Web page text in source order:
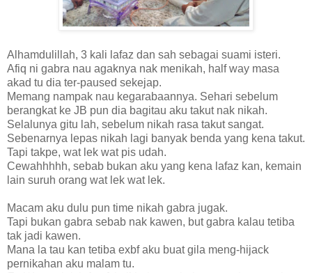
Alhamdulillah, 3 kali lafaz dan sah sebagai suami isteri.
Afiq ni gabra nau agaknya nak menikah, half way masa
akad tu dia ter-paused sekejap.
Memang nampak nau kegarabaannya. Sehari sebelum
berangkat ke JB pun dia bagitau aku takut nak nikah.
Selalunya gitu lah, sebelum nikah rasa takut sangat.
Sebenarnya lepas nikah lagi banyak benda yang kena takut.
Tapi takpe, wat lek wat pis udah.
Cewahhhhh, sebab bukan aku yang kena lafaz kan, kemain
lain suruh orang wat lek wat lek.
Macam aku dulu pun time nikah gabra jugak.
Tapi bukan gabra sebab nak kawen, but gabra kalau tetiba
tak jadi kawen.
Mana la tau kan tetiba exbf aku buat gila meng-hijack
pernikahan aku malam tu.